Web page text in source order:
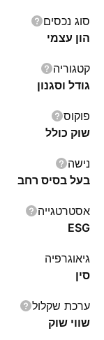
סוג נכסים
הון עצמי
קטגוריה
גודל וסגנון
פוקוס
שוק כולל
נישה
בעל בסיס רחב
אסטרטגייה
ESG
גיאוגרפיה
סין
ערכת שקלול
שווי שוק